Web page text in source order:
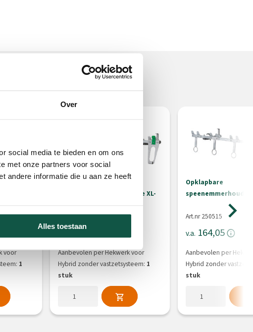
Over
social media te bieden en om ons
met onze partners voor social
andere informatie die u aan ze heeft
Alles toestaan
voor
1
Opklapbare
speenemmerhouder Solide XL-
Art.nr 250516
174,25
Aanbevolen per Hekwerk voor
Hybrid zonder vastzetsysteem: 1
stuk
Opklapbare
speenemmerhouder
Art.nr 250515
v.a. 164,05
Aanbevolen per
Hybrid zonder
stuk